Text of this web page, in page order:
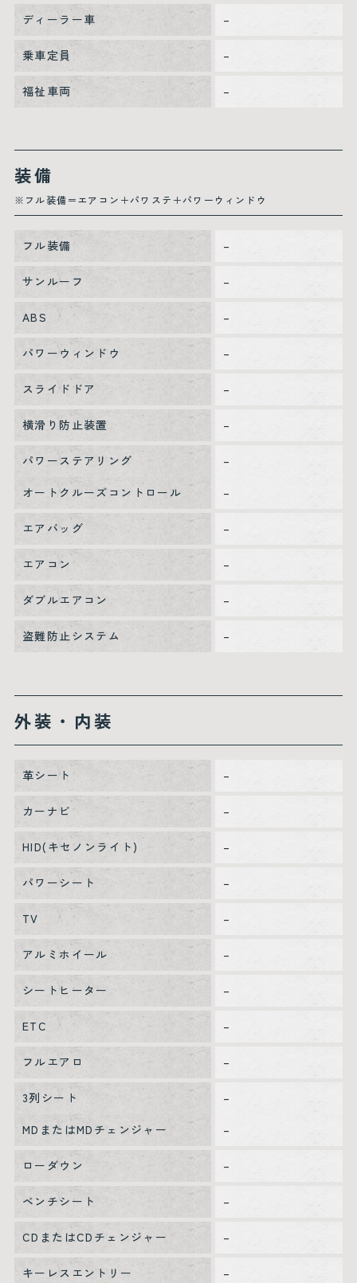
ディーラー車 –
乗車定員 –
福祉車両 –
装備
※フル装備＝エアコン＋パワステ＋パワーウィンドウ
フル装備 –
サンルーフ –
ABS –
パワーウィンドウ –
スライドドア –
横滑り防止装置 –
パワーステアリング
–
オートクルーズコントロール
–
エアバッグ –
エアコン –
ダブルエアコン –
盗難防止システム –
外装・内装
革シート –
カーナビ –
HID(キセノンライト) –
パワーシート –
TV –
アルミホイール –
シートヒーター –
ETC –
フルエアロ –
3列シート
–
MDまたはMDチェンジャー
–
ローダウン –
ベンチシート –
CDまたはCDチェンジャー –
キーレスエントリー –